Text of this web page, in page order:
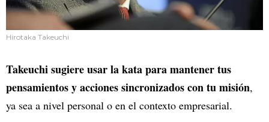
Hirotaka Takeuchi
Takeuchi sugiere usar la kata para mantener tus
pensamientos y acciones sincronizados con tu misión,
ya sea a nivel personal o en el contexto empresarial.